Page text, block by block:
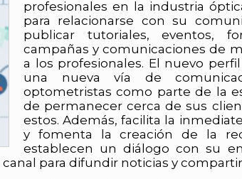
profesionales en la industria
para relacionarse con su
publicar tutoriales, eventos,
campañas y comunicaciones de
a los profesionales. El nuevo
una nueva vía de
optometristas como parte de la
de permanecer cerca de sus
estos. Además, facilita la
y fomenta la creación de la
establecen un diálogo con su
para difundir noticias y